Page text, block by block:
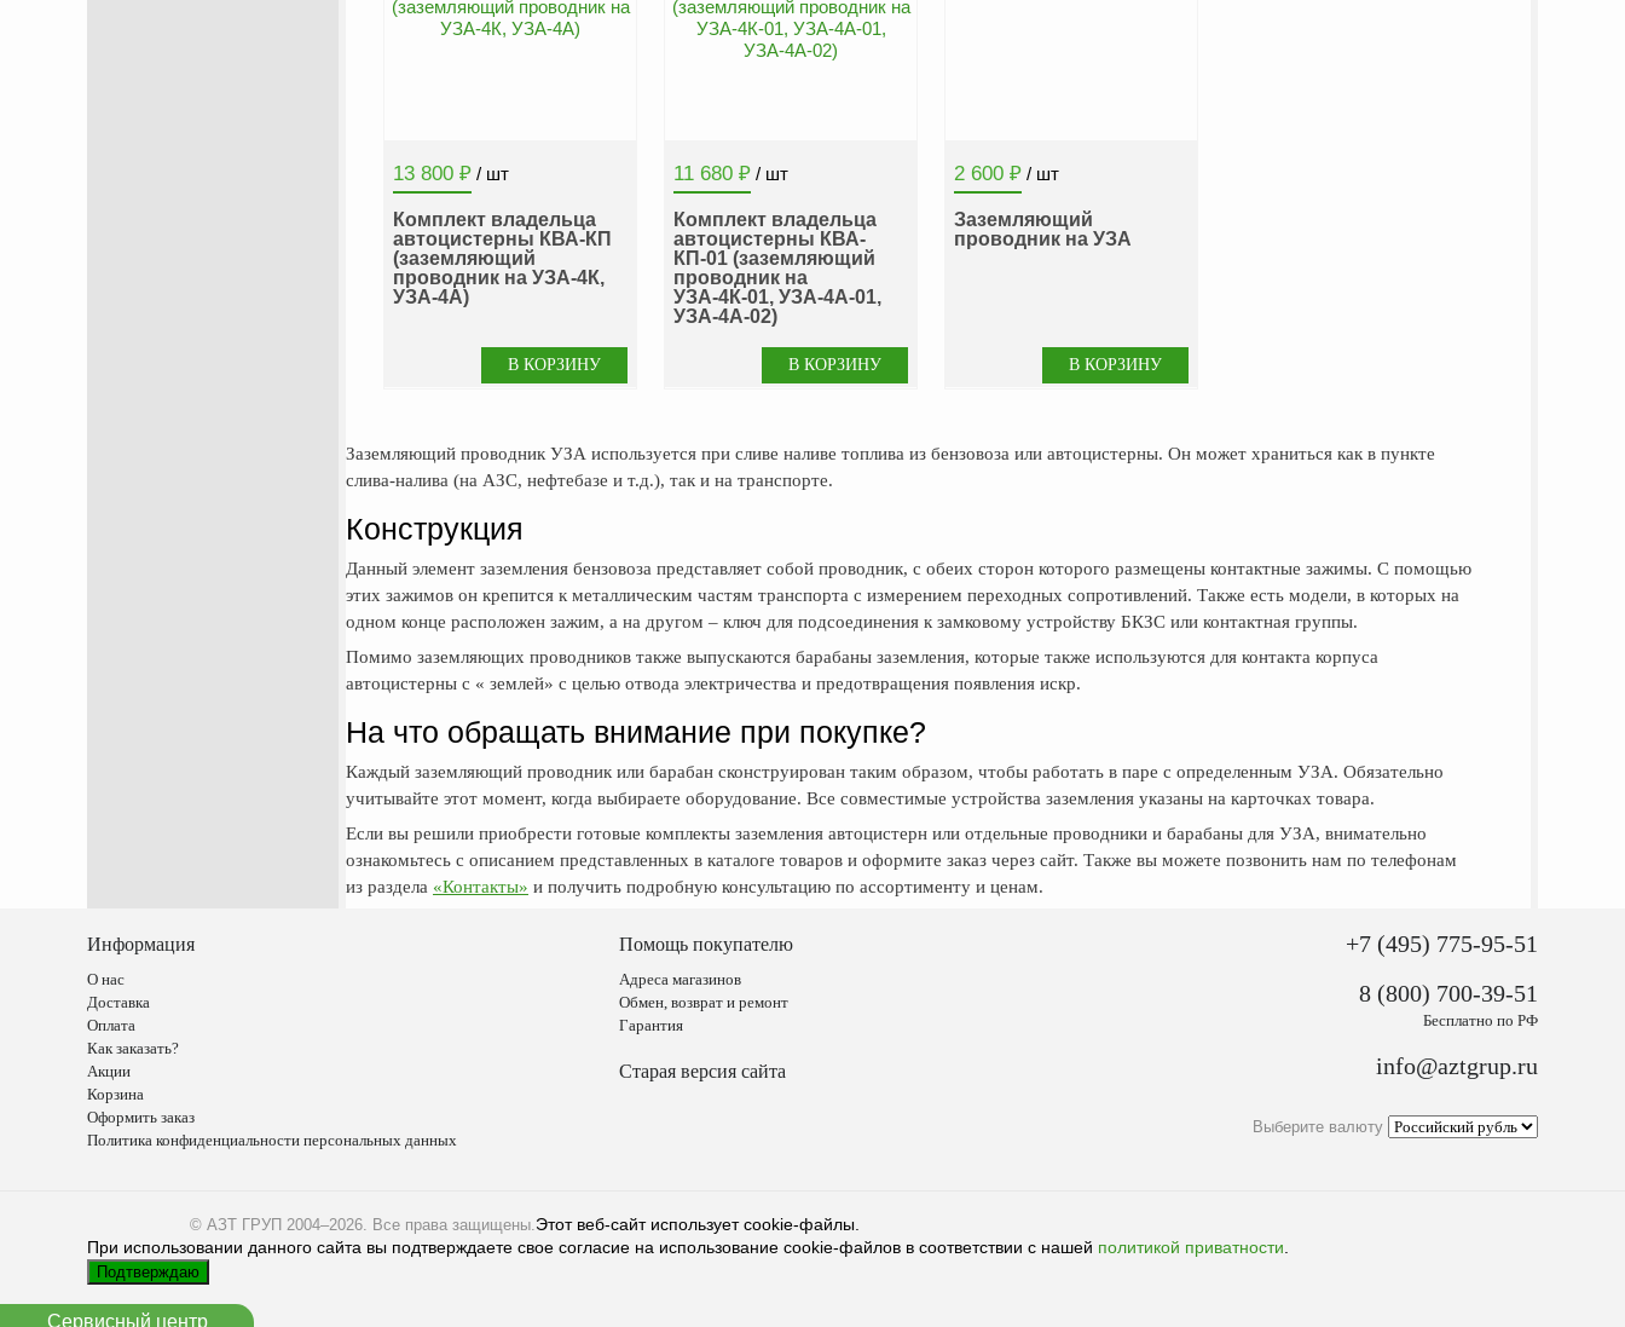
13 800 ₽ / шт
Комплект владельца
автоцистерны КВА-КП
(заземляющий
проводник на УЗА-4К,
УЗА-4А)
11 680 ₽ / шт
Комплект владельца
автоцистерны КВА-
КП-01 (заземляющий
проводник на
УЗА-4К-01, УЗА-4А-01,
УЗА-4А-02)
2 600 ₽ / шт
Заземляющий
проводник на УЗА
Заземляющий проводник УЗА используется при сливе наливе топлива из бензовоза или автоцистерны. Он может храниться как в пункте
слива-налива (на АЗС, нефтебазе и т.д.), так и на транспорте.
Конструкция
Данный элемент заземления бензовоза представляет собой проводник, с обеих сторон которого размещены контактные зажимы. С помощью
этих зажимов он крепится к металлическим частям транспорта с измерением переходных сопротивлений. Также есть модели, в которых на
одном конце расположен зажим, а на другом – ключ для подсоединения к замковому устройству БКЗС или контактная группы.
Помимо заземляющих проводников также выпускаются барабаны заземления, которые также используются для контакта корпуса
автоцистерны с « землей» с целью отвода электричества и предотвращения появления искр.
На что обращать внимание при покупке?
Каждый заземляющий проводник или барабан сконструирован таким образом, чтобы работать в паре с определенным УЗА. Обязательно
учитывайте этот момент, когда выбираете оборудование. Все совместимые устройства заземления указаны на карточках товара.
Если вы решили приобрести готовые комплекты заземления автоцистерн или отдельные проводники и барабаны для УЗА, внимательно
ознакомьтесь с описанием представленных в каталоге товаров и оформите заказ через сайт. Также вы можете позвонить нам по телефонам
из раздела «Контакты» и получить подробную консультацию по ассортименту и ценам.
Информация
О нас
Доставка
Оплата
Как заказать?
Акции
Корзина
Оформить заказ
Политика конфиденциальности персональных данных
Помощь покупателю
Адреса магазинов
Обмен, возврат и ремонт
Гарантия
Старая версия сайта
+7 (495) 775-95-51
8 (800) 700-39-51
Бесплатно по РФ
info@aztgrup.ru
Выберите валюту
© АЗТ ГРУП 2004–2026 . Все права защищены. Этот веб-сайт использует cookie-файлы.
При использовании данного сайта вы подтверждаете свое согласие на использование cookie-файлов в соответствии с нашей политикой приватности
Подтверждаю
Сервисный центр